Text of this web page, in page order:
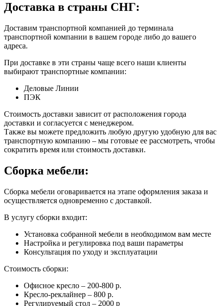
Доставка в страны СНГ:
Доставим транспортной компанией до терминала
транспортной компании в вашем городе либо до вашего
адреса.
При доставке в эти страны чаще всего наши клиенты
выбирают транспортные компании:
Деловые Линии
ПЭК
Стоимость доставки зависит от расположения города
доставки и согласуется с менеджером.
Также вы можете предложить любую другую удобную для вас
транспортную компанию – мы готовые ее рассмотреть, чтобы
сократить время или стоимость доставки.
Сборка мебели:
Сборка мебели оговаривается на этапе оформления заказа и
осуществляется одновременно с доставкой.
В услугу сборки входит:
Установка собранной мебели в необходимом вам месте
Настройка и регулировка под ваши параметры
Консультация по уходу и эксплуатации
Стоимость сборки:
Офисное кресло – 200-800 р.
Кресло-реклайнер – 800 р.
Регулируемый стол – 2000 р